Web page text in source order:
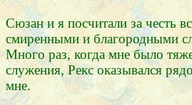
Сюзан и я посчитали за честь
смиренными и благородными
Много раз, когда мне было
служения, Рекс оказывался
мне.